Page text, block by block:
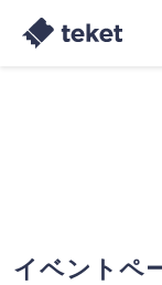
イベントペ